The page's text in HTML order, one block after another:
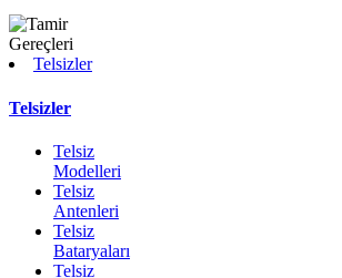
Telsizler
Telsizler
Telsiz
Modelleri
Telsiz
Antenleri
Telsiz
Bataryaları
Telsiz